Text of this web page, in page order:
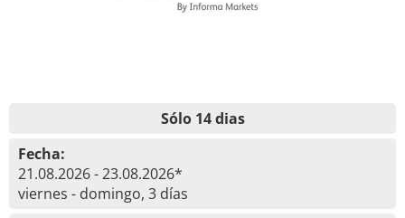
Sólo 14 dias
Fecha:
21.08.2026 - 23.08.2026*
viernes - domingo, 3 días